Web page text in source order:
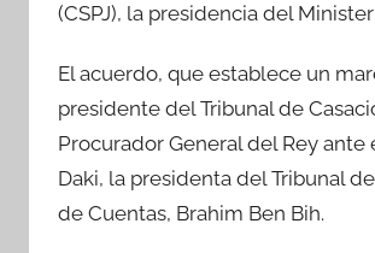
(CSPJ), la presidencia del
El acuerdo, que establece un
presidente del Tribunal de
Procurador General del Rey
Daki, la presidenta del Tribunal
de Cuentas, Brahim Ben Bih.